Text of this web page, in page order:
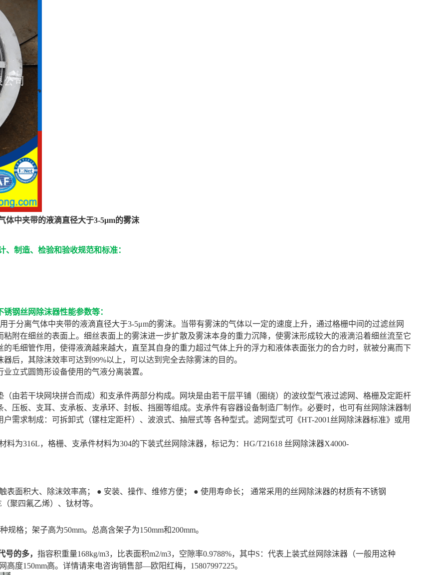
体中夹带的液滴直径大于3-5μm的雾沫
制造、检验和验收规范和标准：
钢丝网除沫器性能参数等：
用于分离气体中夹带的液滴直径大于3-5μm的雾沫。当带有雾沫的气体以一定的速度上升，通过格栅中间的过滤丝网
附在细丝的表面上。细丝表面上的雾沫进一步扩散及雾沫本身的重力沉降，使雾沫形成较大的液滴沿着细丝流至它
毛细管作用，使得液滴越来越大，直至其自身的重力超过气体上升的浮力和液体表面张力的合力时，就被分离而下
后，其除沫效率可达到99%以上，可以达到完全去除雾沫的目的。
立式圆筒形设备使用的气液分离装置。
（由若干块网块拼合而成）和支承件两部分构成。网块是由若干层平铺（圈绕）的波纹型气液过滤网、格栅及定距杆
压板、支耳、支承板、支承环、封板、挡圈等组成。支承件有容器设备制造厂制作。必要时，也可有丝网除沫器制
需求制成：可拆卸式（镙柱定距杆）、波浪式、抽屉式等 各种型式。滤网型式可《HT-2001 丝网除沫器标准》或用
料为316L，格栅、支承件材料为304的下装式丝网除沫器，标记为： HG/T21618 丝网除沫器X4000-
面积大、除沫效率高； ● 安装、操作、维修方便； ● 使用寿命长； 通常采用的丝网除沫器的材质有不锈钢
（聚四氟乙烯）、钛材等。
种规格；架子高为50mm。总高含架子为150mm和200mm。
号的多， 指容积重量168kg/m3，比表面积m2/m3，空隙率0.9788%，其中S：代表上装式丝网除沫器（一般用这种
度150mm高。详情请来电咨询销售部—欧阳红梅，15807997225。